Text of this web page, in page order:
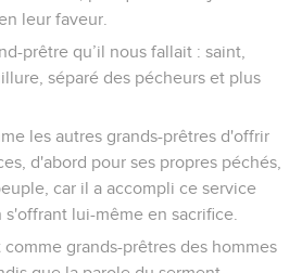
leur faveur.
prêtre qu’il nous fallait : saint,
séparé des pécheurs et plus
les autres grands-prêtres d'offrir
d'abord pour ses propres péchés,
car il a accompli ce service
lui-même en sacrifice.
grands-prêtres des hommes